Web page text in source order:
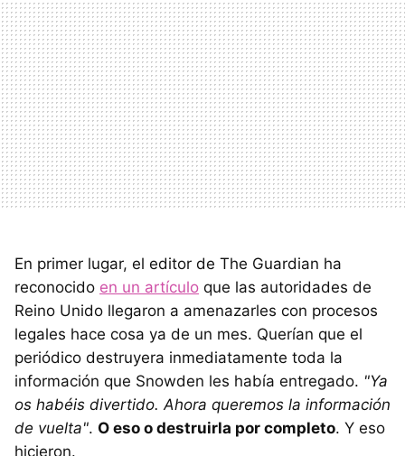
En primer lugar, el editor de The Guardian ha
reconocido en un artículo que las autoridades de
Reino Unido llegaron a amenazarles con procesos
legales hace cosa ya de un mes. Querían que el
periódico destruyera inmediatamente toda la
información que Snowden les había entregado. "Ya
os habéis divertido. Ahora queremos la información
de vuelta". O eso o destruirla por completo. Y eso
hicieron.